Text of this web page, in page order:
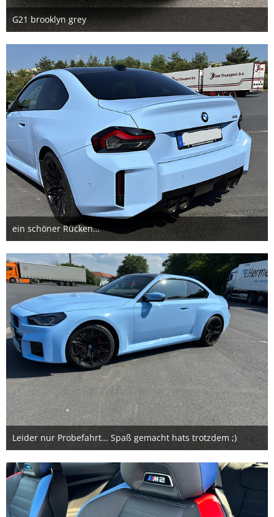
G21 brooklyn grey
30. Juli 2025
4
ein schöner Rücken…
12. Juni 2024
2
Leider nur Probefahrt… Spaß gemacht hats trotzdem ;)
12. Juni 2024